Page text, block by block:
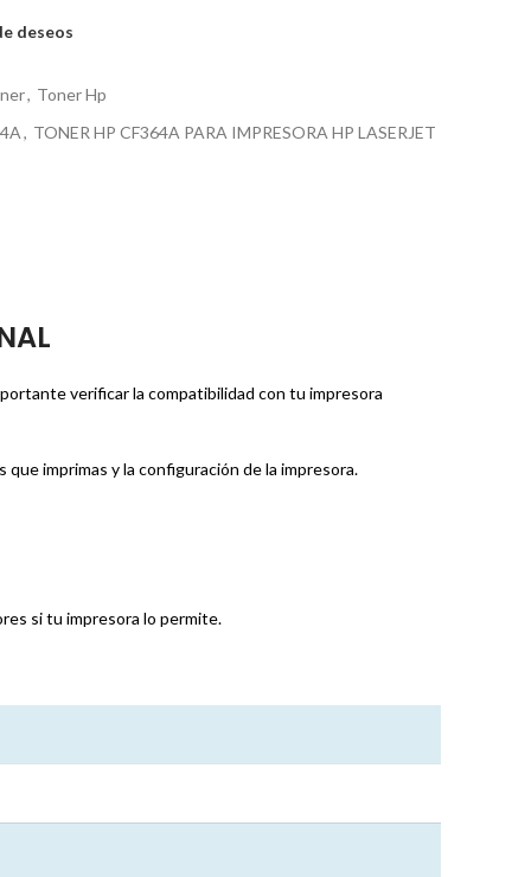
deseos
, Toner Hp
, TONER HP CF364A PARA IMPRESORA HP LASERJET
verificar la compatibilidad con tu impresora
imprimas y la configuración de la impresora.
si tu impresora lo permite.